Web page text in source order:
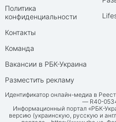
Политика
конфиденциальности
Контакты
Команда
Вакансии в РБК-Украина
Разместить рекламу
Идентификатор онлайн-медиа в
— R40-
Информационный портал «РБК-
версию (украинскую, русскую и